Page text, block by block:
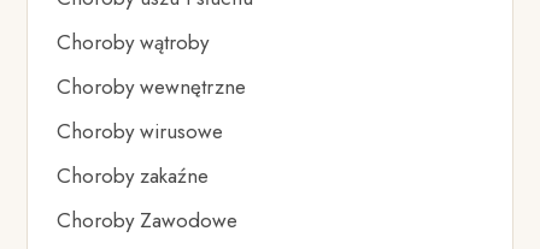
Choroby wątroby
Choroby wewnętrzne
Choroby wirusowe
Choroby zakaźne
Choroby Zawodowe